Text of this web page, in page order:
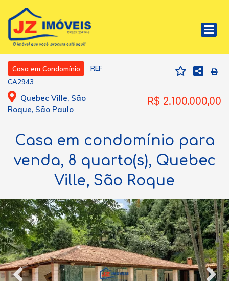
Casa em Condomínio
REF
CA2943
Quebec Ville, São
Roque, São Paulo
R$ 2.100.000,00
Casa em condomínio para
venda, 8 quarto(s), Quebec
Ville, São Roque